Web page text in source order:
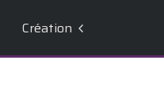
Création